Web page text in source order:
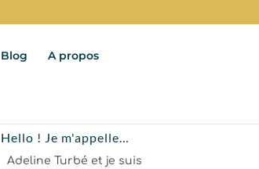
Blog A propos
Hello ! Je m'appelle…
Adeline Turbé et je suis